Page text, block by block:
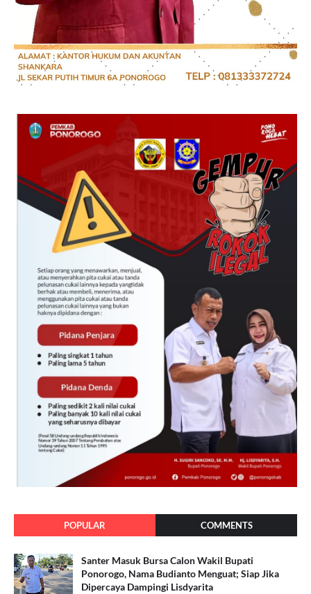
POPULAR COMMENTS
Santer Masuk Bursa Calon Wakil Bupati
Ponorogo, Nama Budianto Menguat; Siap Jika
Dipercaya Dampingi Lisdyarita